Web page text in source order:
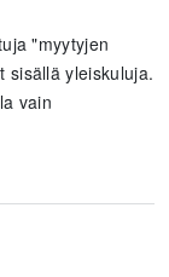
"myytyjen
sisällä yleiskuluja.
vain